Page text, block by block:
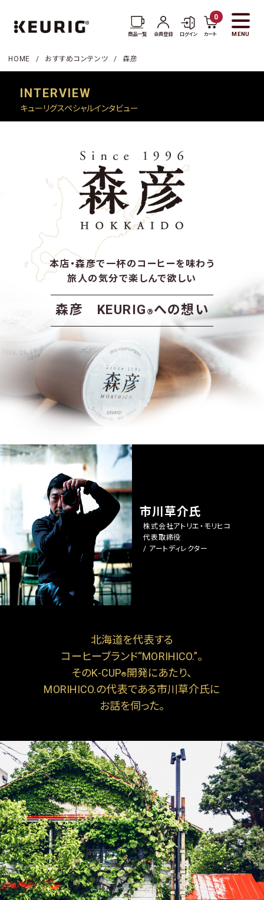
商品一覧 会員登録 ログイン
0
カート MENU
KEURIGについて
新着情報
KEURIGのある生活
販売店舗／体験店舗
リサイクルプログラム
コーヒー診断
アレンジレシピ
ご利用
ガイド
よくある
質問
HOME おすすめコンテンツ 森彦
INTERVIEW
キューリグスペシャルインタビュー
本店・森彦で一杯のコーヒーを味わう
旅人の気分で楽しんで欲しい
森彦 KEURIG ® への想い
市川草介氏
株式会社アトリエ・モリヒコ
代表取締役
/ アートディレクター
北海道を代表する
コーヒーブランド“MORIHICO.”。
そのK-CUP®開発にあたり、
MORIHICO.の代表である市川草介氏に
お話を伺った。